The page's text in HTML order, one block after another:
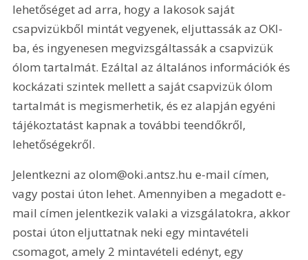
lehetőséget ad arra, hogy a lakosok saját
csapvizükből mintát vegyenek, eljuttassák az OKI-
ba, és ingyenesen megvizsgáltassák a csapvizük
ólom tartalmát. Ezáltal az általános információk és
kockázati szintek mellett a saját csapvizük ólom
tartalmát is megismerhetik, és ez alapján egyéni
tájékoztatást kapnak a további teendőkről,
lehetőségekről.
Jelentkezni az olom@oki.antsz.hu e-mail címen,
vagy postai úton lehet. Amennyiben a megadott e-
mail címen jelentkezik valaki a vizsgálatokra, akkor
postai úton eljuttatnak neki egy mintavételi
csomagot, amely 2 mintavételi edényt, egy